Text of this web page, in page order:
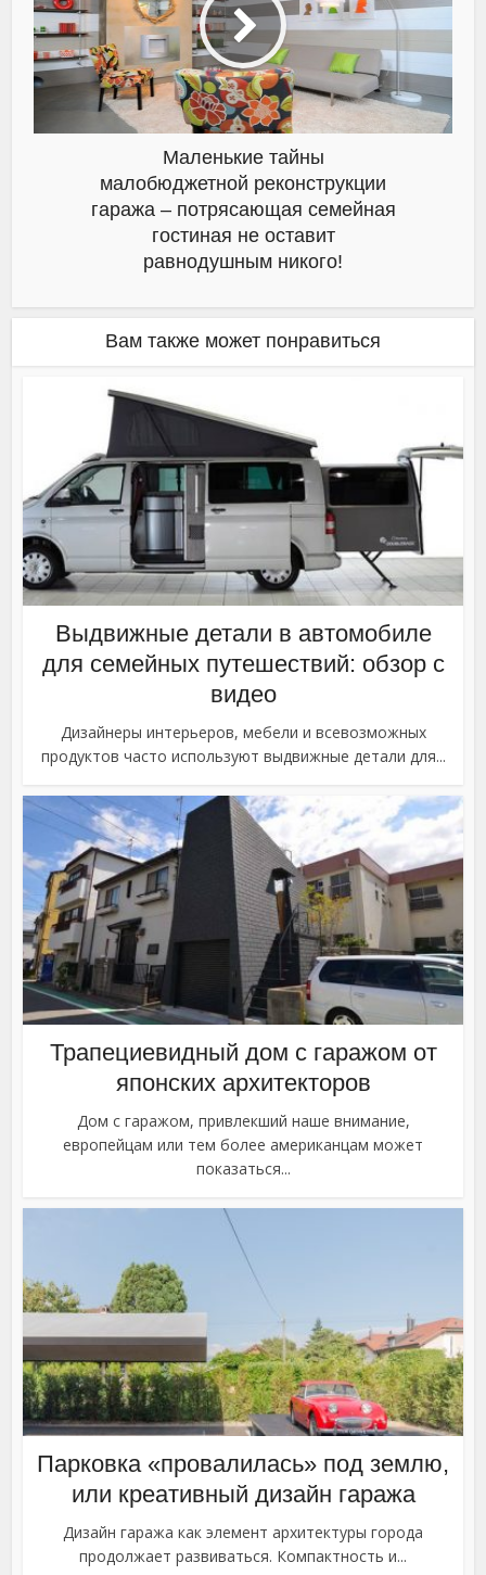
Маленькие тайны
малобюджетной реконструкции
гаража – потрясающая семейная
гостиная не оставит
равнодушным никого!
Вам также может понравиться
Выдвижные детали в автомобиле
для семейных путешествий: обзор с
видео
Дизайнеры интерьеров, мебели и всевозможных
продуктов часто используют выдвижные детали для...
Трапециевидный дом с гаражом от
японских архитекторов
Дом с гаражом, привлекший наше внимание,
европейцам или тем более американцам может
показаться...
Парковка «провалилась» под землю,
или креативный дизайн гаража
Дизайн гаража как элемент архитектуры города
продолжает развиваться. Компактность и...